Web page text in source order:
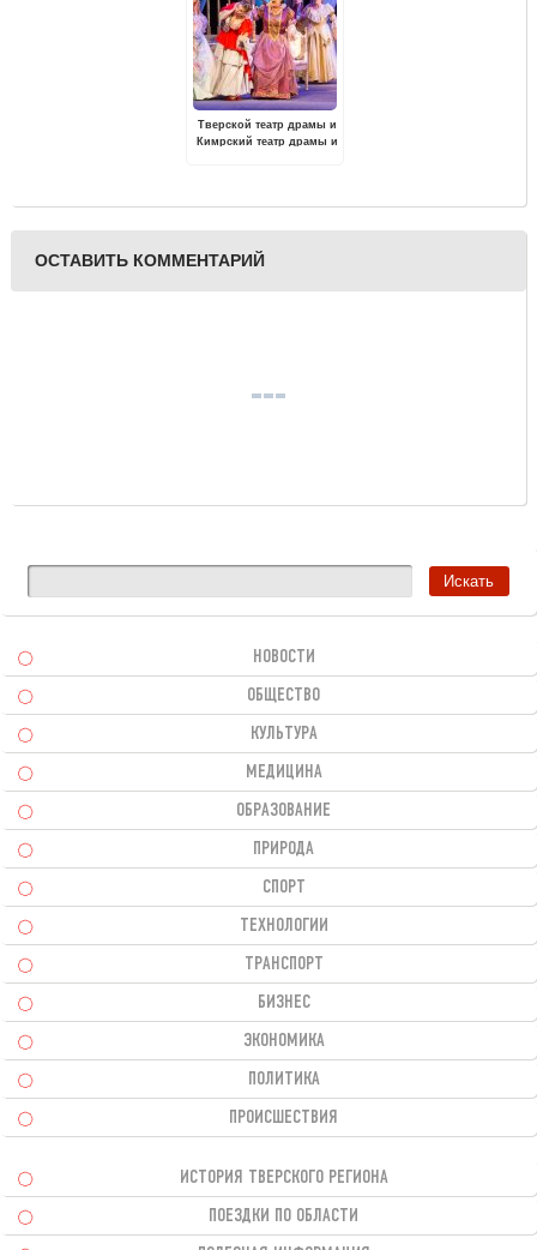
Тверской театр драмы и
Кимрский театр драмы и
ОСТАВИТЬ КОММЕНТАРИЙ
НОВОСТИ
ОБЩЕСТВО
КУЛЬТУРА
МЕДИЦИНА
ОБРАЗОВАНИЕ
ПРИРОДА
СПОРТ
ТЕХНОЛОГИИ
ТРАНСПОРТ
БИЗНЕС
ЭКОНОМИКА
ПОЛИТИКА
ПРОИСШЕСТВИЯ
ИСТОРИЯ ТВЕРСКОГО РЕГИОНА
ПОЕЗДКИ ПО ОБЛАСТИ